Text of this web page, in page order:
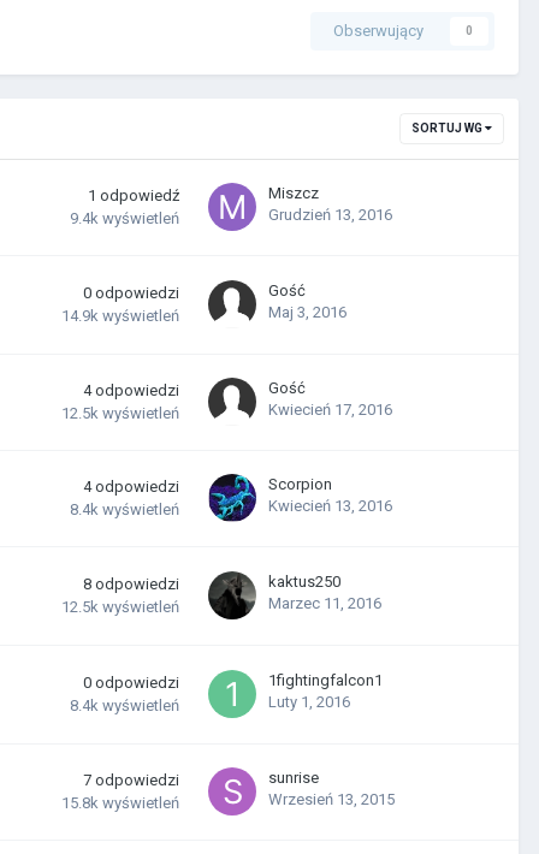
Obserwujący 0
SORTUJ WG
1 odpowiedź
9.4k wyświetleń
Miszcz
Grudzień 13, 2016
0 odpowiedzi
14.9k wyświetleń
Gość
Maj 3, 2016
4 odpowiedzi
12.5k wyświetleń
Gość
Kwiecień 17, 2016
4 odpowiedzi
8.4k wyświetleń
Scorpion
Kwiecień 13, 2016
8 odpowiedzi
12.5k wyświetleń
kaktus250
Marzec 11, 2016
0 odpowiedzi
8.4k wyświetleń
1fightingfalcon1
Luty 1, 2016
7 odpowiedzi
15.8k wyświetleń
sunrise
Wrzesień 13, 2015